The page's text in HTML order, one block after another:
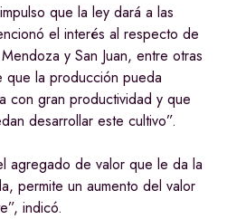
que la ley dará a las
el interés al respecto de
y San Juan, entre otras
que la producción pueda
con gran productividad y que
desarrollar este cultivo”.
agregado de valor que le da la
permite un aumento del valor
indicó.